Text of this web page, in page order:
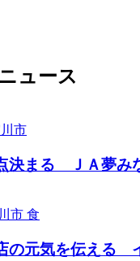
ュース
市
決まる ＪＡ夢み
市 食
の元気を伝える